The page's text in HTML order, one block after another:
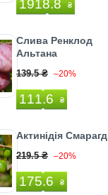
1918.8 ₴
Слива Ренклод
Альтана
139.5 ₴ –20%
111.6 ₴
Актинідія Смарагд
219.5 ₴ –20%
175.6 ₴